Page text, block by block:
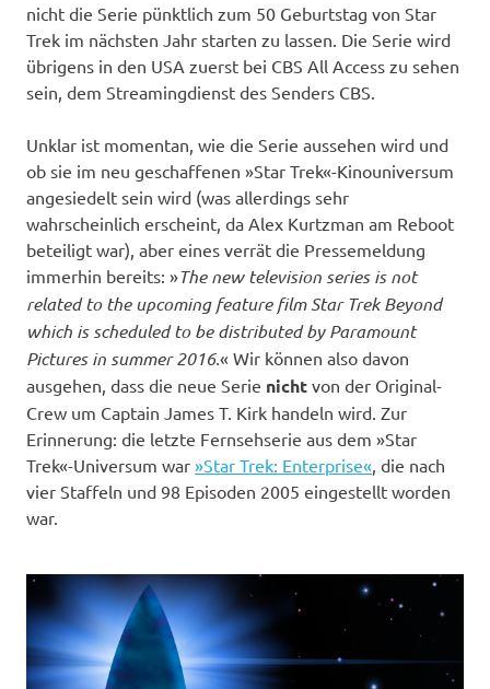
nicht die Serie pünktlich zum 50 Geburtstag von Star
Trek im nächsten Jahr starten zu lassen. Die Serie wird
übrigens in den USA zuerst bei CBS All Access zu sehen
sein, dem Streamingdienst des Senders CBS.
Unklar ist momentan, wie die Serie aussehen wird und
ob sie im neu geschaffenen »Star Trek«-Kinouniversum
angesiedelt sein wird (was allerdings sehr
wahrscheinlich erscheint, da Alex Kurtzman am Reboot
beteiligt war), aber eines verrät die Pressemeldung
immerhin bereits: »The new television series is not
related to the upcoming feature film Star Trek Beyond
which is scheduled to be distributed by Paramount
Pictures in summer 2016.« Wir können also davon
ausgehen, dass die neue Serie nicht von der Original-
Crew um Captain James T. Kirk handeln wird. Zur
Erinnerung: die letzte Fernsehserie aus dem »Star
Trek«-Universum war »Star Trek: Enterprise«, die nach
vier Staffeln und 98 Episoden 2005 eingestellt worden
war.